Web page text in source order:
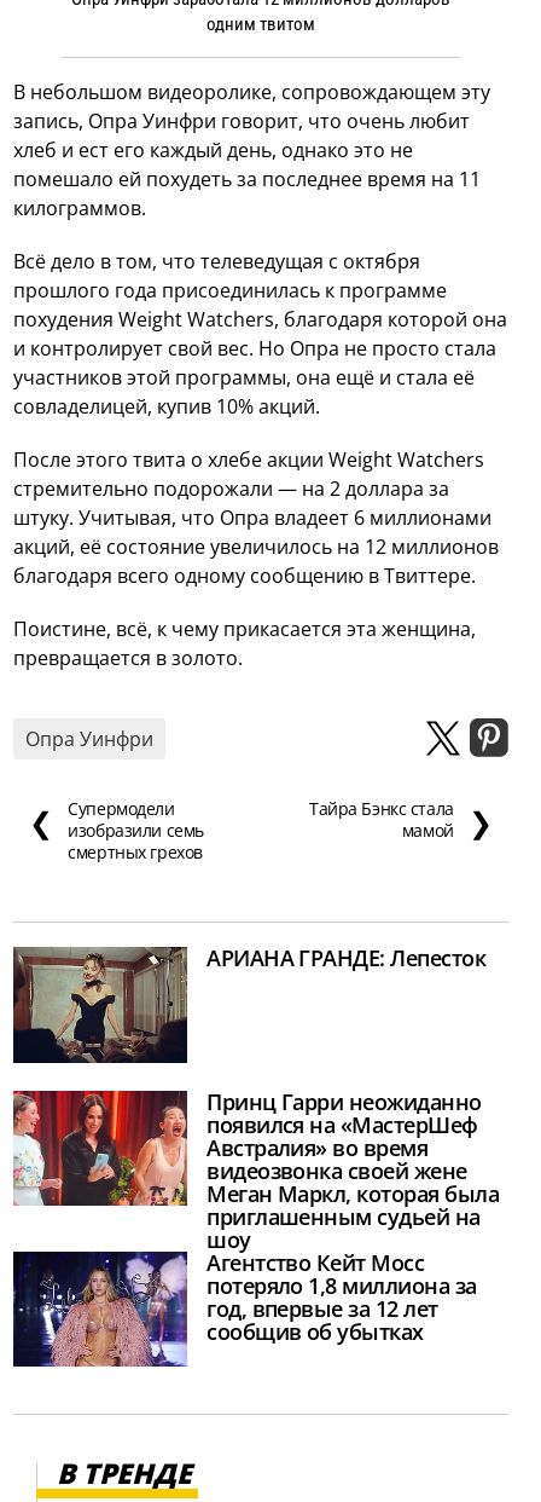
одним твитом
В небольшом видеоролике, сопровождающем эту
запись, Опра Уинфри говорит, что очень любит
хлеб и ест его каждый день, однако это не
помешало ей похудеть за последнее время на 11
килограммов.
Всё дело в том, что телеведущая с октября
прошлого года присоединилась к программе
похудения Weight Watchers, благодаря которой она
и контролирует свой вес. Но Опра не просто стала
участников этой программы, она ещё и стала её
совладелицей, купив 10% акций.
После этого твита о хлебе акции Weight Watchers
стремительно подорожали — на 2 доллара за
штуку. Учитывая, что Опра владеет 6 миллионами
акций, её состояние увеличилось на 12 миллионов
благодаря всего одному сообщению в Твиттере.
Поистине, всё, к чему прикасается эта женщина,
превращается в золото.
Опра Уинфри
❮
Супермодели
изобразили семь
смертных грехов
Тайра Бэнкс стала
мамой
❯
АРИАНА ГРАНДЕ: Лепесток
Принц Гарри неожиданно
появился на «МастерШеф
Австралия» во время
видеозвонка своей жене
Меган Маркл, которая была
приглашенным судьей на
шоу
Агентство Кейт Мосс
потеряло 1,8 миллиона за
год, впервые за 12 лет
сообщив об убытках
В ТРЕНДЕ